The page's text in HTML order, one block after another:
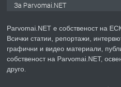
ПРЕДЛАГА Уроци по
За Parvomai.NET
Parvomai.NET е собственост на
Всички статии, репортажи,
графични и видео материали,
собственост на Parvomai.NET,
друго.